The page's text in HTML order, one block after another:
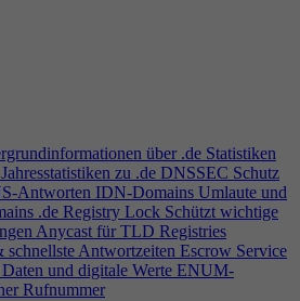
über .de Statistiken
zu .de DNSSEC Schutz
Antworten IDN-Domains Umlaute und
.de Registry Lock Schützt wichtige
Anycast für TLD Registries
Antwortzeiten Escrow Service
und digitale Werte ENUM-
Rufnummer